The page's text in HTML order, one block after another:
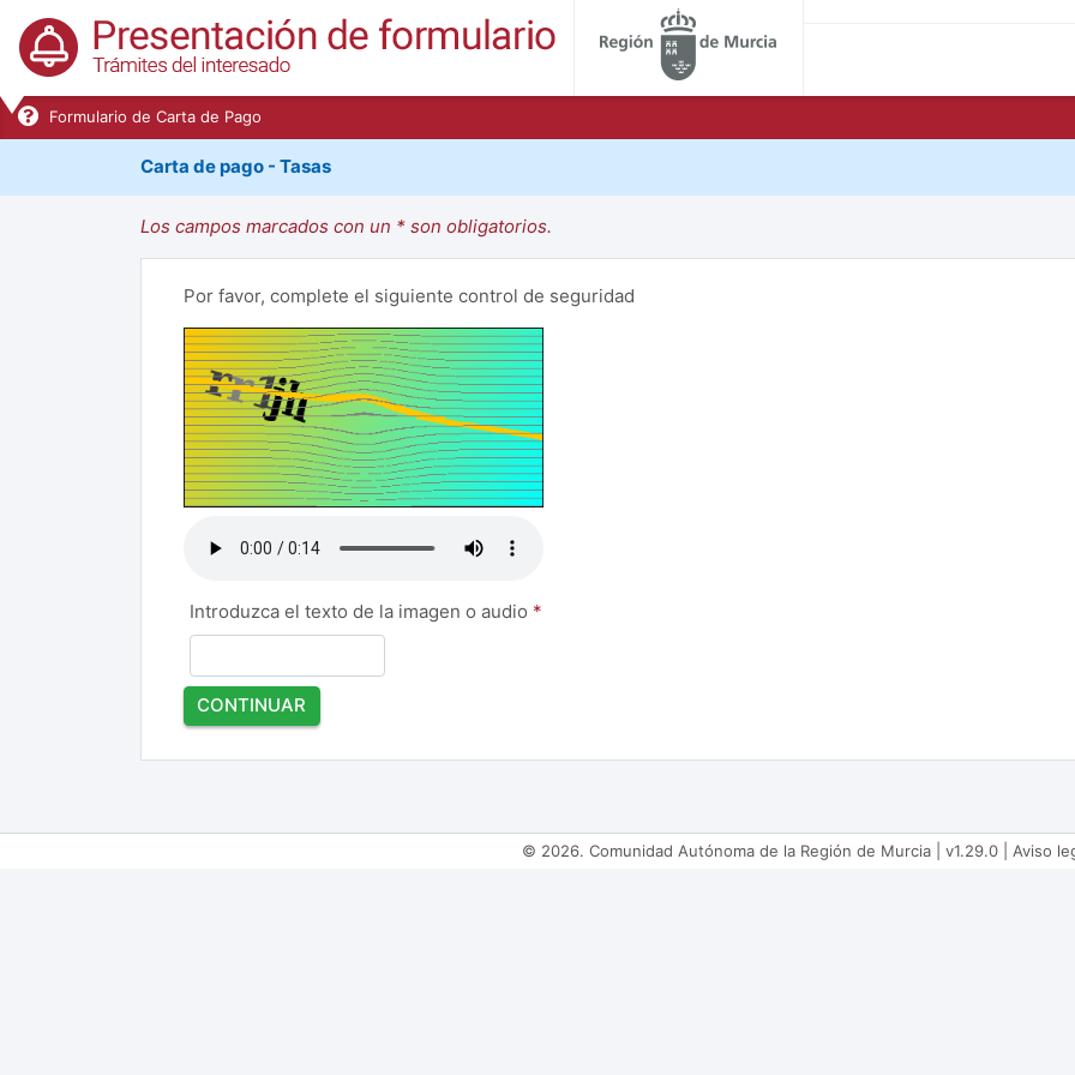
Formulario de Carta de Pago
Carta de pago - Tasas
Los campos marcados con un * son obligatorios.
Por favor, complete el siguiente control de seguridad
Introduzca el texto de la imagen o audio
CONTINUAR
© 2026. Comunidad Autónoma de la Región de Murcia | v1.29.0 | Aviso